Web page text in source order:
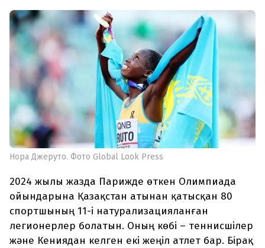
Нора Джеруто. Фото Global Look Press
2024 жылы жазда Парижде өткен Олимпиада
ойындарына Қазақстан атынан қатысқан 80
спортшының 11-і натурализацияланған
легионерлер болатын. Оның көбі – теннисшілер
және Кениядан келген екі жеңіл атлет бар. Бірақ